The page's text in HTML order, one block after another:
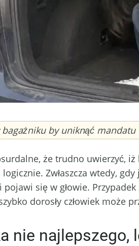
bagażniku by uniknąć mandatu
że trudno uwierzyć,
logicznie. Zwłaszcza wtedy,
pojawi się w głowie.
dorosły człowiek może
nie